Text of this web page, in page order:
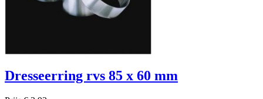
Dresseerring rvs 85 x 60 mm